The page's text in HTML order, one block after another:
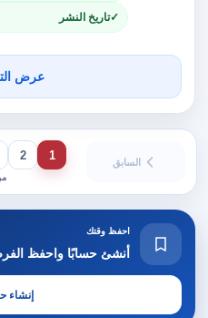
تاريخ النشر
عرض
السابق 1
2
من
احفظ وقتك
أنشئ حسابًا واحفظ
إنشاء